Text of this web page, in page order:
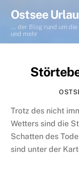
content
Ostsee
... der Blog rund um
und mehr
Trotz des nicht
Wetters sind die
Schatten des
sind unter der